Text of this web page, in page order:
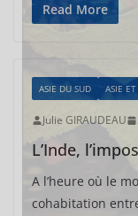
Read More
ASIE DU SUD ASIE
Julie GIRAUDEAU
L’Inde,
A l’heure où le
cohabitation